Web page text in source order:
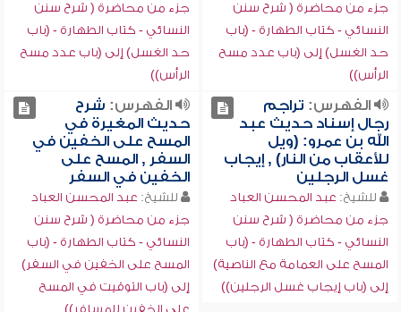
جزء من محاضرة ( شرح سنن
النسائي - كتاب الطهارة - (باب
حد الغسل) إلى (باب عدد مسح
الرأس))
جزء من محاضرة ( شرح سنن
النسائي - كتاب الطهارة - (باب
حد الغسل) إلى (باب عدد مسح
الرأس))
الفهرس: تراجم
رجال إسناد حديث عبد
الله بن عمرو: (ويل
للأعقاب من النار) , إيجاب
غسل الرجلين
للشيخ: عبد المحسن العباد
جزء من محاضرة ( شرح سنن
النسائي - كتاب الطهارة - (باب
المسح على العمامة مع الناصية)
إلى (باب إيجاب غسل الرجلين))
الفهرس: شرح
حديث المغيرة في
المسح على الخفين في
السفر , المسح على
الخفين في السفر
للشيخ: عبد المحسن العباد
جزء من محاضرة ( شرح سنن
النسائي - كتاب الطهارة - (باب
المسح على الخفين في السفر)
إلى (باب التوقيت في المسح
على الخفين للمسافر))